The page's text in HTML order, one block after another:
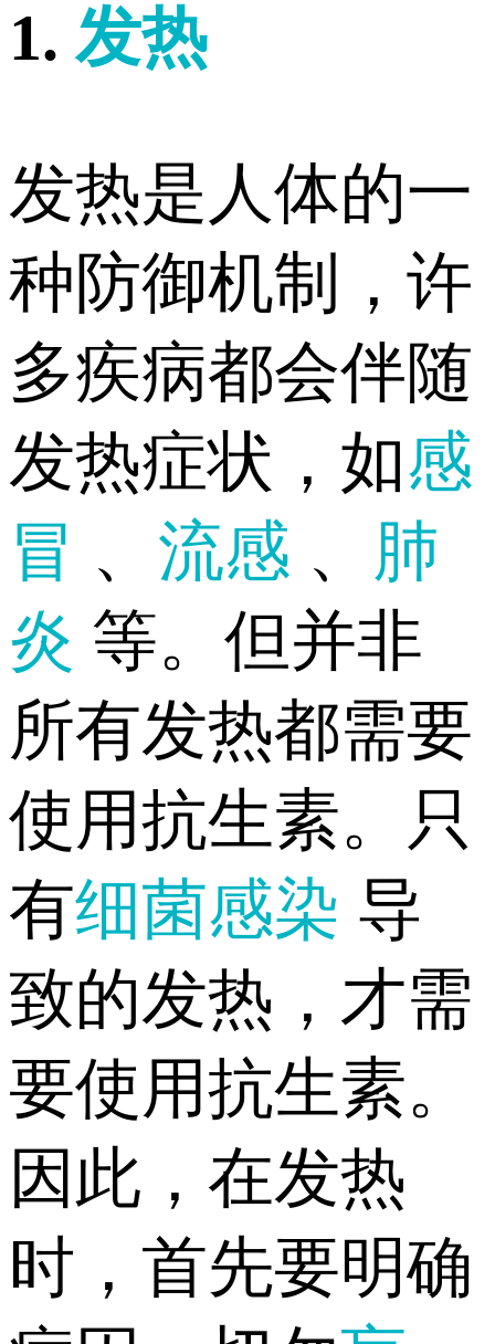
1.发热
发热是人体的一
种防御机制，许
多疾病都会伴随
发热症状，如感
冒 、 流感 、 肺
炎 等。但并非
所有发热都需要
使用抗生素。只
有细菌感染 导
致的发热，才需
要使用抗生素。
因此，在发热
时，首先要明确